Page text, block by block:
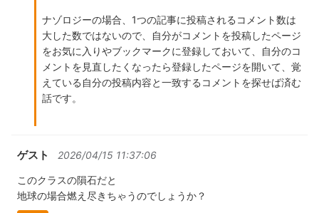
ナゾロジーの場合、1つの記事に投稿されるコメント数は
大した数ではないので、自分がコメントを投稿したページ
をお気に入りやブックマークに登録しておいて、自分のコ
メントを見直したくなったら登録したページを開いて、覚
えている自分の投稿内容と一致するコメントを探せば済む
話です。
ゲスト 2026/04/15 11:37:06
このクラスの隕石だと
地球の場合燃え尽きちゃうのでしょうか？